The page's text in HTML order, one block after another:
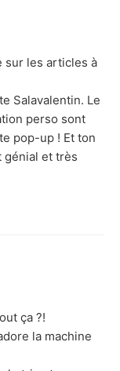
sur les articles à
Salavalentin. Le
perso sont
pop-up ! Et ton
génial et très
ça ?!
la machine